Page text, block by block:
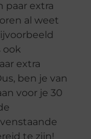
paar extra
al weet
ook
extra
ben je van
voor je 30
te zijn!